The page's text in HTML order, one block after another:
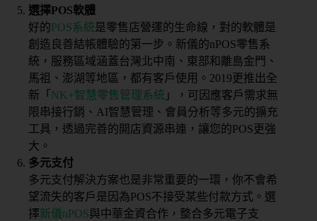
選擇POS軟體
好的POS系統是零售店營運的生命線，對的軟體是
創造良善結帳體驗的第一步。新儀的nPOS零售系
統，服務區域涵蓋台灣北中南、東部和離島金門、
馬祖、澎湖等地區，都有客戶使用。2019更推出全
新「 NK+智慧零售管理系統 」，可因應客戶需求無
限串接行銷、AI智慧管理、會員分析等多元的擴充
工具，透過完善的開店資源串連，讓您的POS更強
大。
多元支付
多元支付解決方案也是非常重要的一環，你不會希
望流失的客戶是因為POS不接受某些付款方式。選
擇新儀nPOS與中華金資合作，整合多元電子支